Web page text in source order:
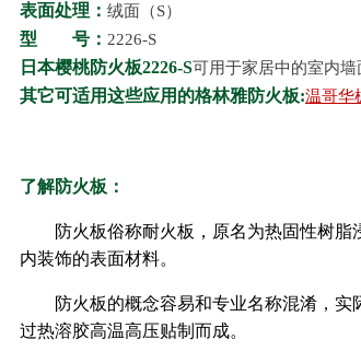
表面处理： 绒面（S）
型 号： 2226-S
日本樱桃防火板2226-S可用于家居中的室内
其它可适用这些应用的格林雅防火板:温哥华
了解防火板：
防火板俗称耐火板，原名为热固性树
内装饰的表面材料。
防火板的概念容易和专业名称混淆，
过热溶胶高温高压贴制而成。